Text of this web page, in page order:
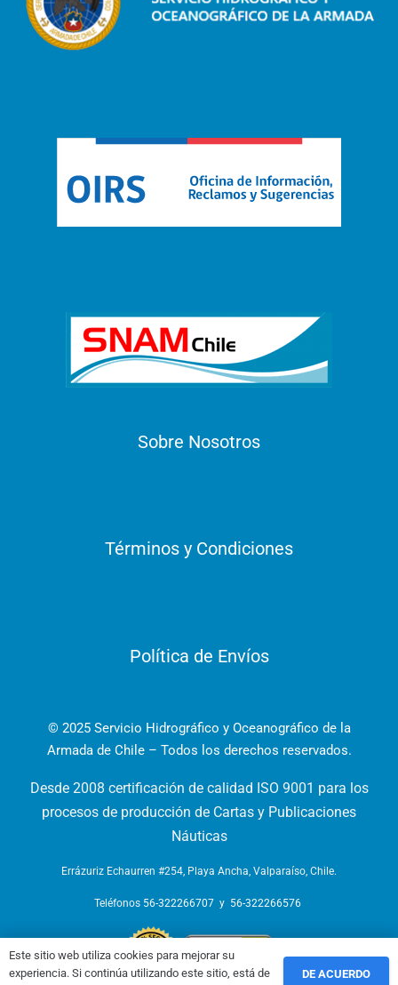
Sobre Nosotros
Términos y Condiciones
Política de Envíos
© 2025 Servicio Hidrográfico y Oceanográfico de la
Armada de Chile – Todos los derechos reservados.
Desde 2008 certificación de calidad ISO 9001 para los
procesos de producción de Cartas y Publicaciones
Náuticas
Errázuriz Echaurren #254, Playa Ancha, Valparaíso, Chile.
Teléfonos 56-322266707 y 56-322266576
Este sitio web utiliza cookies para mejorar su
experiencia. Si continúa utilizando este sitio, está de
DE ACUERDO